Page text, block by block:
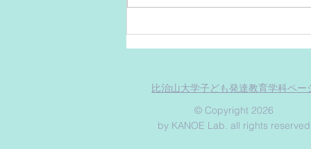
比治山大学子ども発達教育学科ペー
© Copyright 2026
by KANOE Lab. all rights reserved